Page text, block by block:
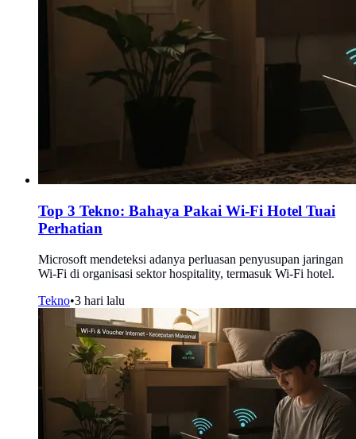
Top 3 Tekno: Bahaya Pakai Wi-Fi Hotel Tuai
Perhatian
Microsoft mendeteksi adanya perluasan penyusupan jaringan
Wi-Fi di organisasi sektor hospitality, termasuk Wi-Fi hotel.
Tekno•3 hari lalu